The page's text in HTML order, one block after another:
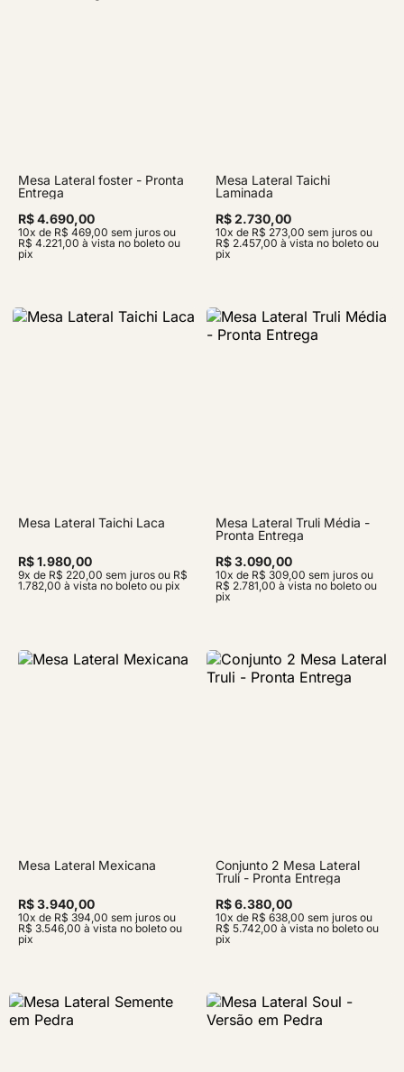
Mesa Lateral foster - Pronta
Entrega
R$ 4.690,00
10x de R$ 469,00 sem juros ou
R$ 4.221,00 à vista no boleto ou
pix
Mesa Lateral Taichi
Laminada
R$ 2.730,00
10x de R$ 273,00 sem juros ou
R$ 2.457,00 à vista no boleto ou
pix
Mesa Lateral Taichi Laca
R$ 1.980,00
9x de R$ 220,00 sem juros ou R$
1.782,00 à vista no boleto ou pix
Mesa Lateral Truli Média -
Pronta Entrega
R$ 3.090,00
10x de R$ 309,00 sem juros ou
R$ 2.781,00 à vista no boleto ou
pix
Mesa Lateral Mexicana
R$ 3.940,00
10x de R$ 394,00 sem juros ou
R$ 3.546,00 à vista no boleto ou
pix
Conjunto 2 Mesa Lateral
Truli - Pronta Entrega
R$ 6.380,00
10x de R$ 638,00 sem juros ou
R$ 5.742,00 à vista no boleto ou
pix